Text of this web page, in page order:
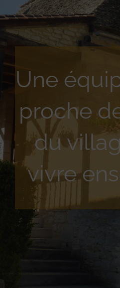
Une
proche
du
vivre